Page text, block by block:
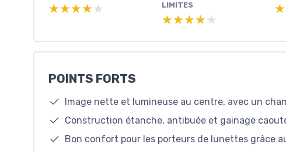
★★★★★
★★★★★
LIMITES
★★★★★
★★★★★
POINTS FORTS
Image nette et lumineuse au centre, avec un
Construction étanche, antibuée et gainage
Bon confort pour les porteurs de lunettes grâce